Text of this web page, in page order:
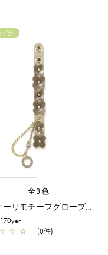
ずか
全3色
フィオーリモチーフグローブホルダー(ベルトタイプ)/ベージュ
☆ ☆ ☆ (0件)